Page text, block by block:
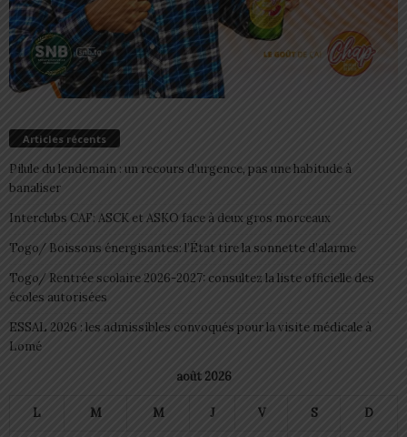
Articles récents
Pilule du lendemain : un recours d’urgence, pas une habitude à
banaliser
Interclubs CAF: ASCK et ASKO face à deux gros morceaux
Togo/ Boissons énergisantes: l’État tire la sonnette d’alarme
Togo/ Rentrée scolaire 2026-2027: consultez la liste officielle des
écoles autorisées
ESSAL 2026 : les admissibles convoqués pour la visite médicale à
Lomé
août 2026
L M M J V S D